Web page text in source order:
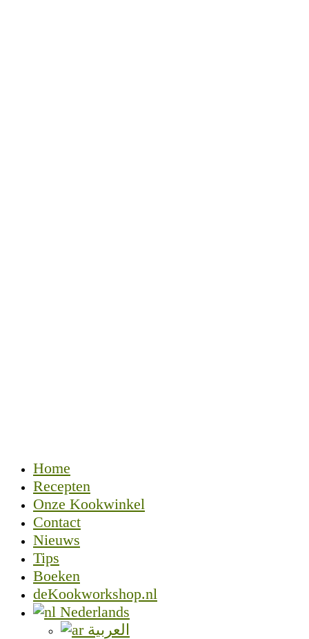
Home
Recepten
Onze Kookwinkel
Contact
Nieuws
Tips
Boeken
deKookworkshop.nl
Nederlands
العربية